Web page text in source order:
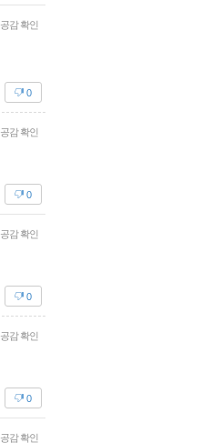
공감 확인
0
공감 확인
0
공감 확인
0
공감 확인
0
공감 확인